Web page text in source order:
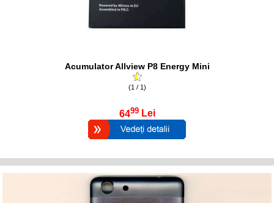
Acumulator Allview P8 Energy Mini
(1 / 1)
6499 Lei